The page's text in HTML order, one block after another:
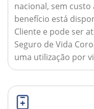
nacional, sem custo
benefício está
Cliente e pode ser
Seguro de Vida
uma utilização por